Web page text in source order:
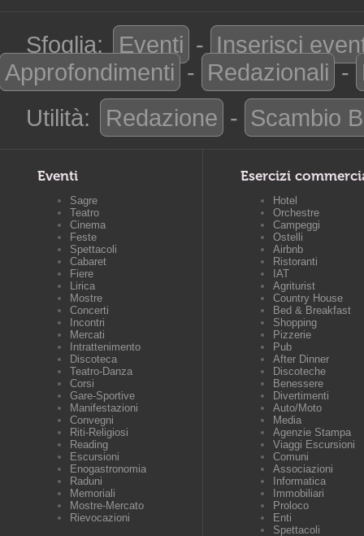
Sfoglia: Eventi - Inserisci
Approfondimenti - Redazionali -
Utilità:
Redazione - Scambio
Eventi
Sagre
Teatro
Cinema
Feste
Spettacoli
Cabaret
Fiere
Lirica
Mostre
Concerti
Incontri
Mercati
Intrattenimento
Discoteca
Teatro-Danza
Corsi
Gare-Sportive
Manifestazioni
Convegni
Riti-Religiosi
Reading
Escursioni
Enogastronomia
Raduni
Memoriali
Mostre-Mercato
Rievocazioni
Esercizi
Hotel
Orchestre
Campeggi
Ostelli
Airbnb
Ristoranti
IAT
Agriturist
Country House
Bed & Breakfast
Shopping
Pizzerie
Pub
After Dinner
Discoteche
Benessere
Divertimenti
Auto/Moto
Media
Agenzie Stampa
Viaggi Escursioni
Comuni
Associazioni
Informatica
Immobiliari
Proloco
Enti
Spettacoli